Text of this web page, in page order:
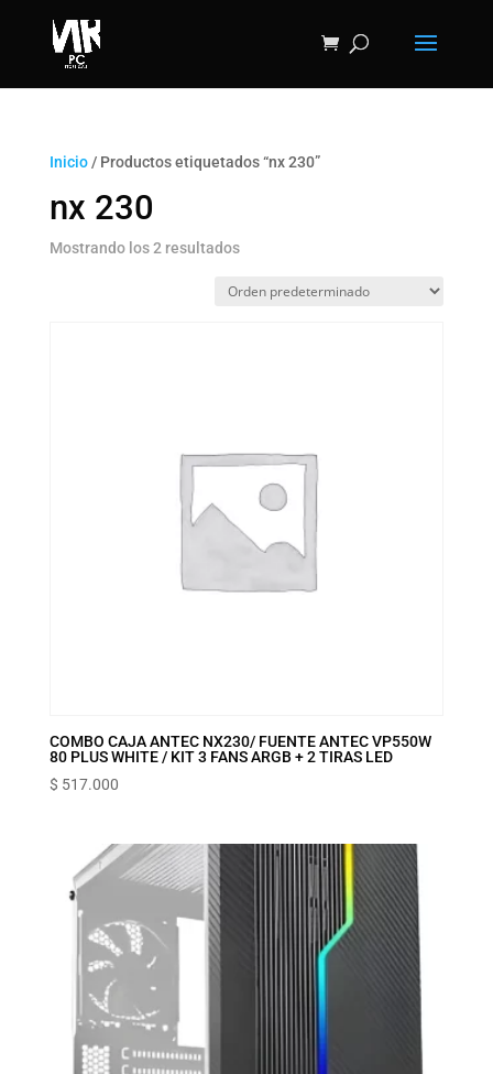
Inicio/ Productos etiquetados “nx 230”
nx 230
Mostrando los 2 resultados
COMBO CAJA ANTEC NX230/ FUENTE ANTEC VP550W
80 PLUS WHITE / KIT 3 FANS ARGB + 2 TIRAS LED
$ 517.000